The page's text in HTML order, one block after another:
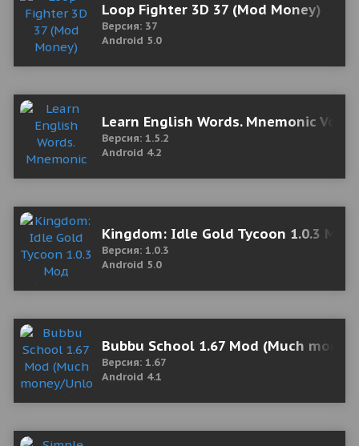
Loop Fighter 3D 37 (Mod Money)
Версия: 37
Android 5.0
Learn English Words. Mnemonic
Версия: 1.5.2
Android 4.2
Kingdom: Idle Gold Tycoon 1.0.3 Мод
Версия: 1.0.3
Android 5.0
Bubbu School 1.67 Mod (Much
Версия: 1.67
Android 4.1